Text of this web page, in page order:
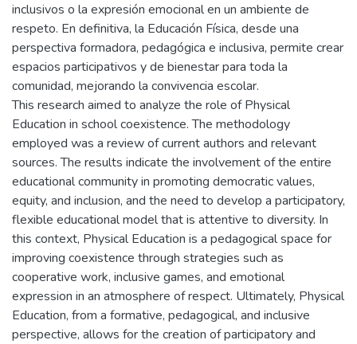
inclusivos o la expresión emocional en un ambiente de
respeto. En definitiva, la Educación Física, desde una
perspectiva formadora, pedagógica e inclusiva, permite crear
espacios participativos y de bienestar para toda la
comunidad, mejorando la convivencia escolar.
This research aimed to analyze the role of Physical
Education in school coexistence. The methodology
employed was a review of current authors and relevant
sources. The results indicate the involvement of the entire
educational community in promoting democratic values,
equity, and inclusion, and the need to develop a participatory,
flexible educational model that is attentive to diversity. In
this context, Physical Education is a pedagogical space for
improving coexistence through strategies such as
cooperative work, inclusive games, and emotional
expression in an atmosphere of respect. Ultimately, Physical
Education, from a formative, pedagogical, and inclusive
perspective, allows for the creation of participatory and